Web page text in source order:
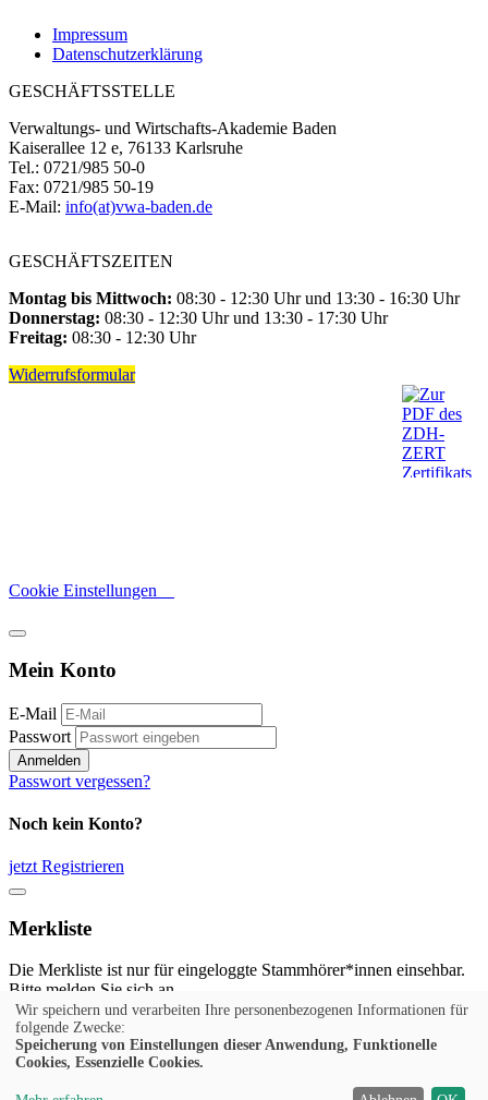
Impressum
Datenschutzerklärung
GESCHÄFTSSTELLE
Verwaltungs- und Wirtschafts-Akademie Baden
Kaiserallee 12 e, 76133 Karlsruhe
Tel.: 0721/985 50-0
Fax: 0721/985 50-19
E-Mail: info(at)vwa-baden.de
GESCHÄFTSZEITEN
Montag bis Mittwoch: 08:30 - 12:30 Uhr und 13:30 - 16:30 Uhr
Donnerstag: 08:30 - 12:30 Uhr und 13:30 - 17:30 Uhr
Freitag: 08:30 - 12:30 Uhr
Widerrufsformular
Cookie Einstellungen
Mein Konto
E-Mail
Passwort
Anmelden
Passwort vergessen?
Noch kein Konto?
jetzt Registrieren
Merkliste
Die Merkliste ist nur für eingeloggte Stammhörer*innen einsehbar.
Bitte melden Sie sich an.
Anmelden
Noch kein Konto?
Wir speichern und verarbeiten Ihre personenbezogenen Informationen für
folgende Zwecke:
Speicherung von Einstellungen dieser Anwendung, Funktionelle
Cookies, Essenzielle Cookies.